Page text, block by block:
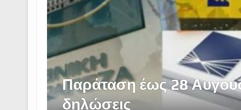
Παράταση έως 28
δηλώσεις